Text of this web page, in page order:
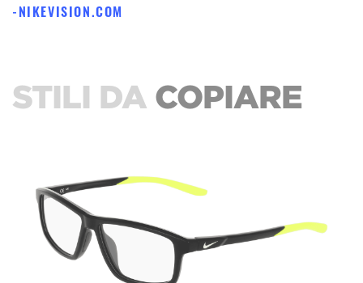
NIKEVISION.COM
STILI DA COPIARE